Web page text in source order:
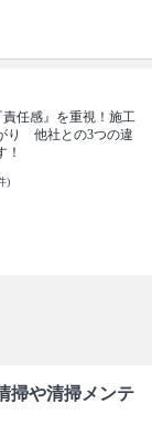
責任感』を重視！施工
り 他社との3つの違
！
)
掃や清掃メンテ